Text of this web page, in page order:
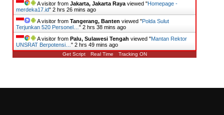
A visitor from Jakarta, Jakarta Raya viewed "Homepage -
merdeka17.id" 2 hrs 26 mins ago
A visitor from Tangerang, Banten viewed "​Polda Sulut
Terjunkan 520 Personel… " 2 hrs 38 mins ago
A visitor from Palu, Sulawesi Tengah viewed "Mantan Rektor
UNSRAT Berpotensi… " 2 hrs 49 mins ago
Get Script Real Time Tracking ON